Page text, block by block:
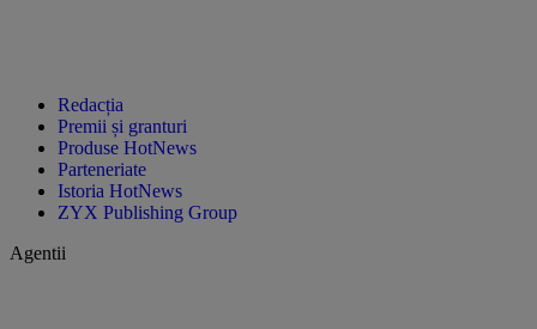
Redacția
Premii și granturi
Produse HotNews
Parteneriate
Istoria HotNews
ZYX Publishing Group
Agentii